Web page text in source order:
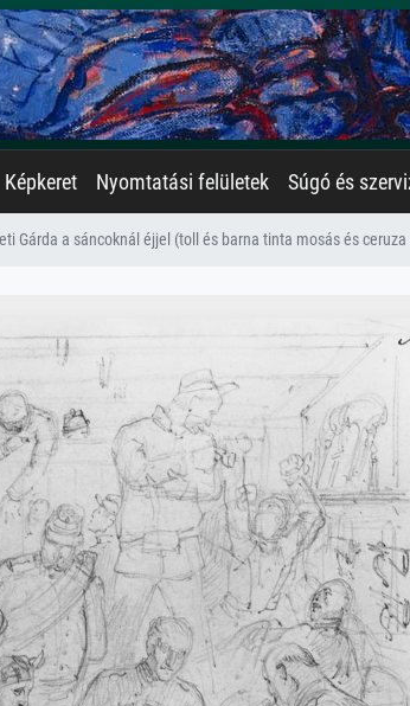
Képkeret Nyomtatási felületek Súgó és
Gárda a sáncoknál éjjel (toll és barna tinta mosás és